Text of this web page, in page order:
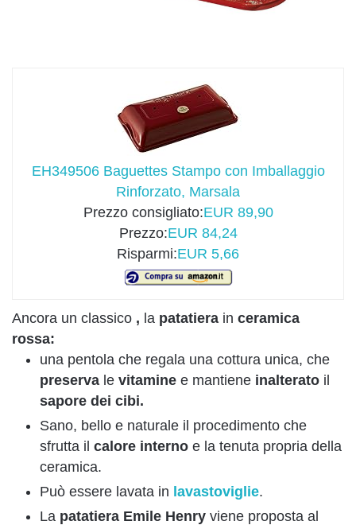
EH349506 Baguettes Stampo con Imballaggio
Rinforzato, Marsala
Prezzo consigliato:EUR 89,90
Prezzo:EUR 84,24
Risparmi:EUR 5,66
Ancora un classico , la patatiera in ceramica
rossa:
una pentola che regala una cottura unica, che
preserva le vitamine e mantiene inalterato il
sapore dei cibi.
Sano, bello e naturale il procedimento che
sfrutta il calore interno e la tenuta propria della
ceramica.
Può essere lavata in lavastoviglie.
La patatiera Emile Henry viene proposta al